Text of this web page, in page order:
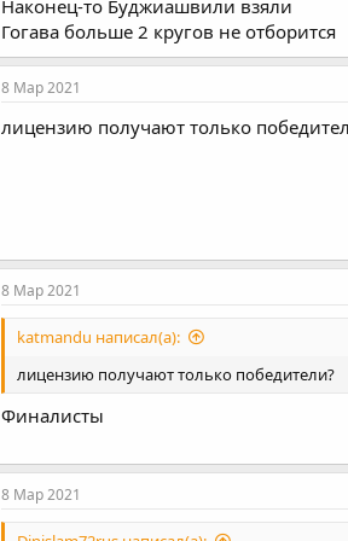
18-21 марта в Будапеште пройдет первый
Владимир Хинчегашвили (65),
Наконец-то Буджиашвили взяли
Гогава больше 2 кругов не отборится
8 Мар 2021
лицензию получают только
8 Мар 2021
katmandu написал(а):
лицензию получают только победители?
Финалисты
8 Мар 2021